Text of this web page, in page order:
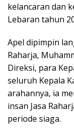
kelancaran dan
Lebaran tahun
Apel dipimpin
Raharja,
Direksi, para
seluruh Kepala
arahannya, ia
insan Jasa
periode siaga.